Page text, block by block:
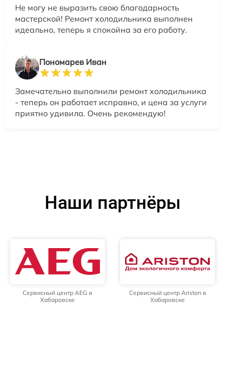
Не могу не выразить свою благодарность
мастерской! Ремонт холодильника выполнен
идеально, теперь я спокойна за его работу.
Пономарев Иван
Замечательно выполнили ремонт холодильника
- теперь он работает исправно, и цена за услуги
приятно удивила. Очень рекомендую!
Наши партнёры
Сервисный центр AEG в
Хабаровске
Сервисный центр Ariston в
Хабаровске